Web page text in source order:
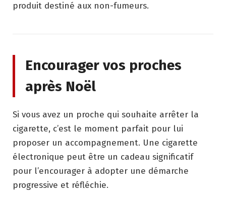
produit destiné aux non-fumeurs.
Encourager vos proches
après Noël
Si vous avez un proche qui souhaite arrêter la
cigarette, c’est le moment parfait pour lui
proposer un accompagnement. Une cigarette
électronique peut être un cadeau significatif
pour l’encourager à adopter une démarche
progressive et réfléchie.